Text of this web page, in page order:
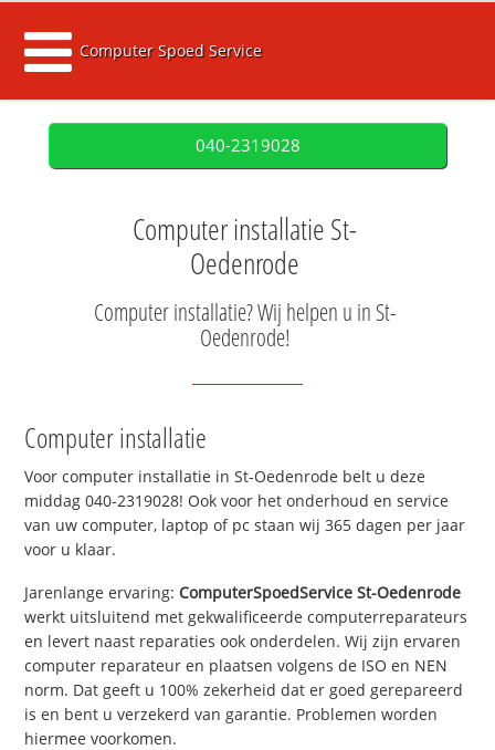
Computer Spoed Service
040-2319028
Computer installatie St-
Oedenrode
Computer installatie? Wij helpen u in St-
Oedenrode!
Computer installatie
Voor computer installatie in St-Oedenrode belt u deze
middag 040-2319028! Ook voor het onderhoud en service
van uw computer, laptop of pc staan wij 365 dagen per jaar
voor u klaar.
Jarenlange ervaring:ComputerSpoedService St-Oedenrode
werkt uitsluitend met gekwalificeerde computerreparateurs
en levert naast reparaties ook onderdelen. Wij zijn ervaren
computer reparateur en plaatsen volgens de ISO en NEN
norm. Dat geeft u 100% zekerheid dat er goed gerepareerd
is en bent u verzekerd van garantie. Problemen worden
hiermee voorkomen.